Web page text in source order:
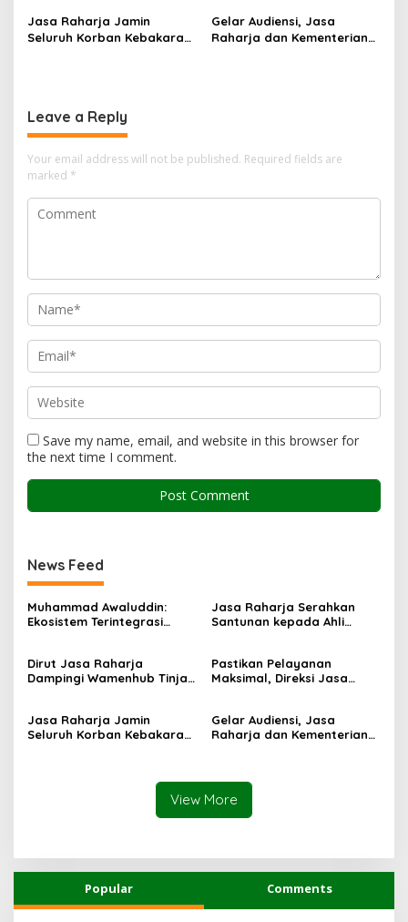
Mutiara Sentosa II di RS
PHC Surabaya
Kebakaran KM Mutiara
Sentosa II
Jasa Raharja Jamin
Seluruh Korban Kebakaran
Gelar Audiensi, Jasa
Raharja dan Kementerian
Leave a Reply
Your email address will not be published. Required fields are
marked *
Save my name, email, and website in this browser for
the next time I comment.
News Feed
Muhammad Awaluddin:
Ekosistem Terintegrasi
Maksimal Kepada
masyarakat
Jasa Raharja Serahkan
Santunan kepada Ahli
Dirut Jasa Raharja
Dampingi Wamenhub Tinjau
PHC Surabaya
Pastikan Pelayanan
Maksimal, Direksi Jasa
Sentosa II
Jasa Raharja Jamin
Seluruh Korban Kebakaran
Gelar Audiensi, Jasa
Raharja dan Kementerian
View More
Popular Comments